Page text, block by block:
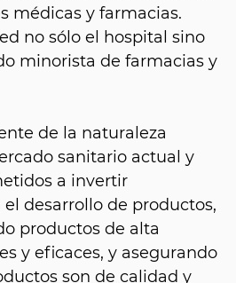
médicas y farmacias.
no sólo el hospital sino
minorista de farmacias y
de la naturaleza
sanitario actual y
a invertir
desarrollo de productos,
productos de alta
y eficaces, y asegurando
son de calidad y